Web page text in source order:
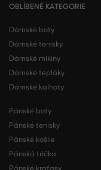
OBLÍBENÉ KATEGORIE
Dámské boty
Dámské tenisky
Dámské mikiny
Dámské tepláky
Dámské kalhoty
Pánské boty
Pánské tenisky
Pánské košile
Pánská trička
Pánské kraťasy